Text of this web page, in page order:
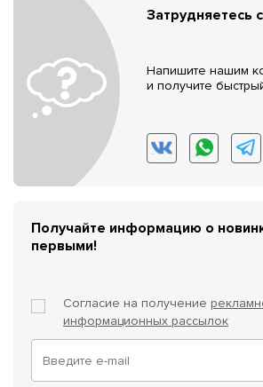
Затрудняетесь
Напишите нашим
и получите
Получайте информацию о
первыми!
Согласие на получение
информационных рассылок